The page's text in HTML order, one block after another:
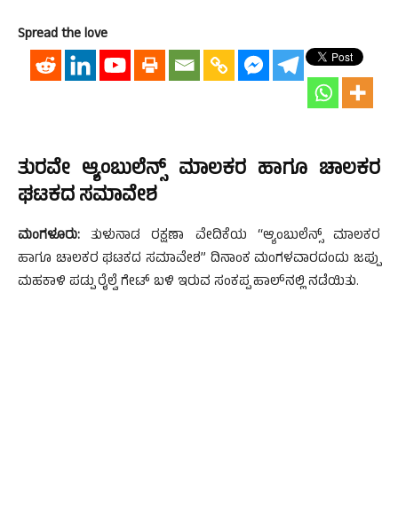
Spread the love
ತುರವೇ ಆ್ಯಂಬುಲೆನ್ಸ್ ಮಾಲಕರ ಹಾಗೂ ಚಾಲಕರ
ಘಟಕದ ಸಮಾವೇಶ
ಮಂಗಳೂರು: ತುಳುನಾಡ ರಕ್ಷಣಾ ವೇದಿಕೆಯ “ಆ್ಯಂಬುಲೆನ್ಸ್ ಮಾಲಕರ
ಹಾಗೂ ಚಾಲಕರ ಘಟಕದ ಸಮಾವೇಶ” ದಿನಾಂಕ ಮಂಗಳವಾರದಂದು ಜಪ್ಪು
ಮಹಕಾಳಿ ಪಡ್ಪು ರೈಲ್ವೆ ಗೇಟ್ ಬಳಿ ಇರುವ ಸಂಕಪ್ಪ ಹಾಲ್‍ನಲ್ಲಿ ನಡೆಯಿತು.